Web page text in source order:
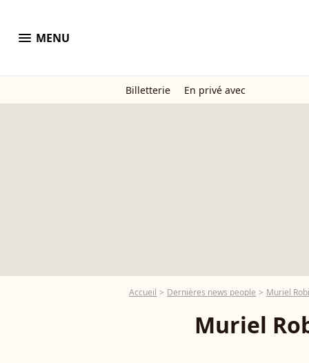
menu MENU
Billetterie En privé avec
Accueil Dernières news people Muriel
Muriel